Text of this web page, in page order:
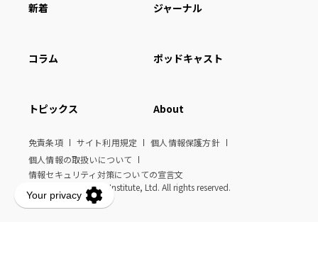
新着 ジャーナル
コラム ポッドキャスト
トピックス About
免責条項 サイト利用規定
個人情報保護方針
個人情報の取扱いについて
情報セキュリティ対策についての宣言文
© Nomura Research Institute, Ltd. All rights reserved.